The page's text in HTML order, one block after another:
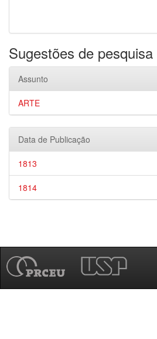
Sugestões de pesquisa
Assunto
ARTE
Data de Publicação
1813
1814